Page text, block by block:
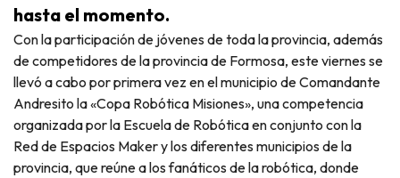
hasta el momento.
Con la participación de jóvenes de toda la provincia, además
de competidores de la provincia de Formosa, este viernes se
llevó a cabo por primera vez en el municipio de Comandante
Andresito la «Copa Robótica Misiones», una competencia
organizada por la Escuela de Robótica en conjunto con la
Red de Espacios Maker y los diferentes municipios de la
provincia, que reúne a los fanáticos de la robótica, donde